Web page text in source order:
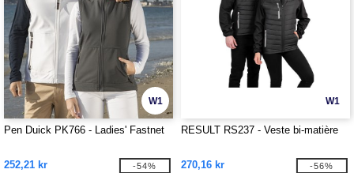
W1
Pen Duick PK766 - Ladies' Fastnet
252,21 kr -54%
W1
RESULT RS237 - Veste bi-matière
270,16 kr -56%